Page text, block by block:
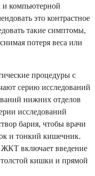
и компьютерной
это контрастное
такие симптомы,
потеря веса или
процедуры с
серию исследований
нижних отделов
исследований
бария, чтобы врачи
и тонкий кишечник.
включает введение
толстой кишки и прямой